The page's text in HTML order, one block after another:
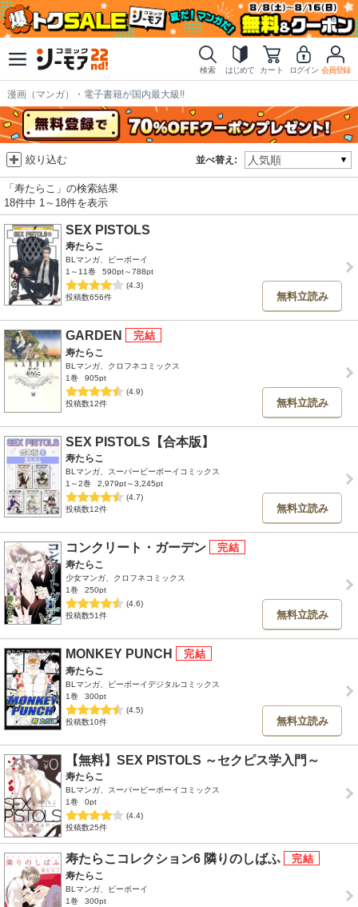
検索 はじめて カート ログイン 会員登録
漫画（マンガ）・電子書籍が国内最大級!!
並べ替え:
絞り込む
「寿たらこ」の検索結果
18件中 1～18件を表示
SEX PISTOLS
寿たらこ
BLマンガ、ビーボーイ
1～11巻
590pt～788pt
(4.3)
投稿数656件
無料立読み
GARDEN
寿たらこ
BLマンガ、クロフネコミックス
1巻
905pt
(4.9)
投稿数12件
無料立読み
SEX PISTOLS【合本版】
寿たらこ
BLマンガ、スーパービーボーイコミックス
1～2巻
2,979pt～3,245pt
(4.7)
投稿数12件
無料立読み
コンクリート・ガーデン
寿たらこ
少女マンガ、クロフネコミックス
1巻
250pt
(4.6)
投稿数51件
無料立読み
MONKEY PUNCH
寿たらこ
BLマンガ、ビーボーイデジタルコミックス
1巻
300pt
(4.5)
投稿数10件
無料立読み
【無料】SEX PISTOLS ～セクピス学入門～
寿たらこ
BLマンガ、スーパービーボーイコミックス
1巻
0pt
(4.4)
投稿数25件
寿たらこコレクション6 隣りのしばふ
寿たらこ
BLマンガ、ビーボーイ
1巻
300pt